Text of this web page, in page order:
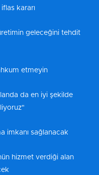
kararı
geleceğini tehdit
etmeyin
da en iyi şekilde
imkanı sağlanacak
hizmet verdiği alan